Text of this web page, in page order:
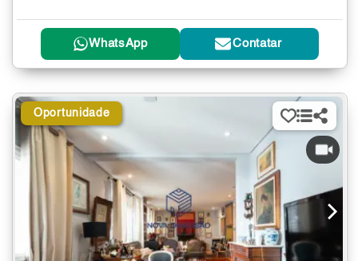
WhatsApp Contatar
Oportunidade